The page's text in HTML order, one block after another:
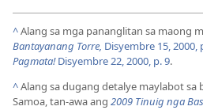
^Alang sa mga pananglitan sa maong
Bantayanang Torre, Disyembre 15, 2000,
Pagmata!Disyembre 22, 2000, p. 9.
^Alang sa dugang detalye maylabot
Samoa, tan-awa ang 2009 Tinuig nga